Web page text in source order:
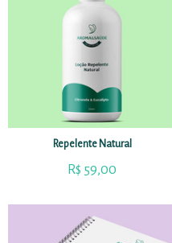
Repelente Natural
R$ 59,00